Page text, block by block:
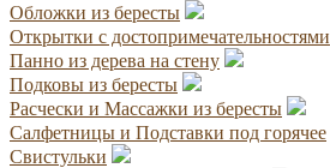
Обложки из бересты
Открытки с достопримечательностями
Панно из дерева на стену
Подковы из бересты
Расчески и Массажки из бересты
Салфетницы и Подставки под горячее
Свистульки